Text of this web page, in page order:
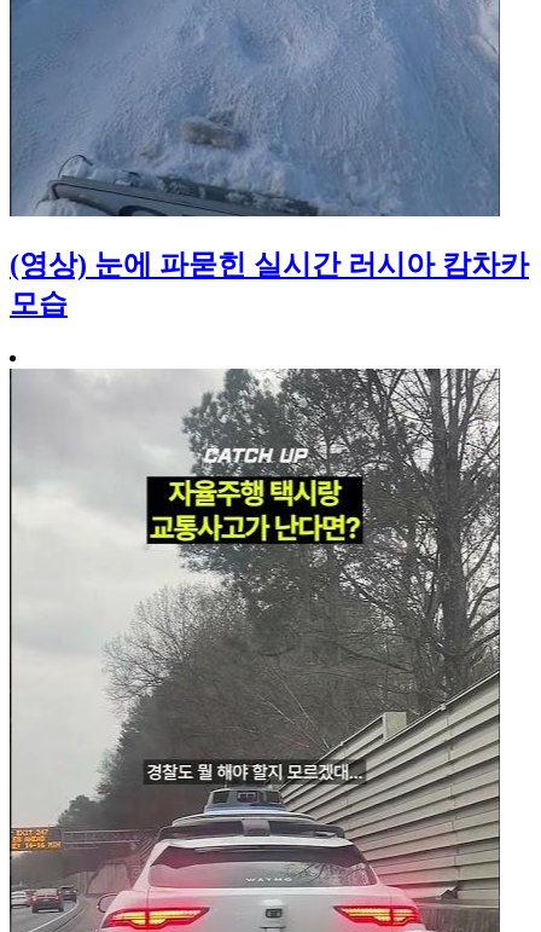
(영상) 눈에 파묻힌 실시간 러시아 캄차카
모습